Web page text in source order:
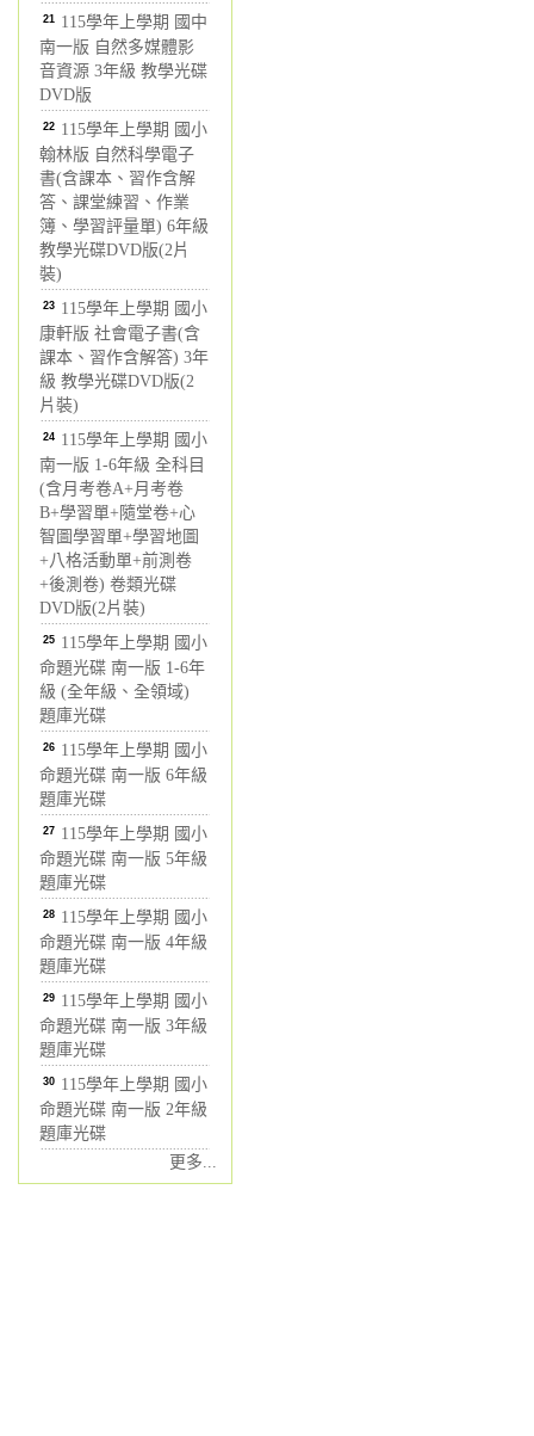
21 115學年上學期 國中
南一版 自然多媒體影
音資源 3年級 教學光碟
DVD版
22 115學年上學期 國小
翰林版 自然科學電子
書(含課本、習作含解
答、課堂練習、作業
簿、學習評量單) 6年級
教學光碟DVD版(2片
裝)
23 115學年上學期 國小
康軒版 社會電子書(含
課本、習作含解答) 3年
級 教學光碟DVD版(2
片裝)
24 115學年上學期 國小
南一版 1-6年級 全科目
(含月考卷A+月考卷
B+學習單+隨堂卷+心
智圖學習單+學習地圖
+八格活動單+前測卷
+後測卷) 卷類光碟
DVD版(2片裝)
25 115學年上學期 國小
命題光碟 南一版 1-6年
級 (全年級、全領域)
題庫光碟
26 115學年上學期 國小
命題光碟 南一版 6年級
題庫光碟
27 115學年上學期 國小
命題光碟 南一版 5年級
題庫光碟
28 115學年上學期 國小
命題光碟 南一版 4年級
題庫光碟
29 115學年上學期 國小
命題光碟 南一版 3年級
題庫光碟
30 115學年上學期 國小
命題光碟 南一版 2年級
題庫光碟
更多...